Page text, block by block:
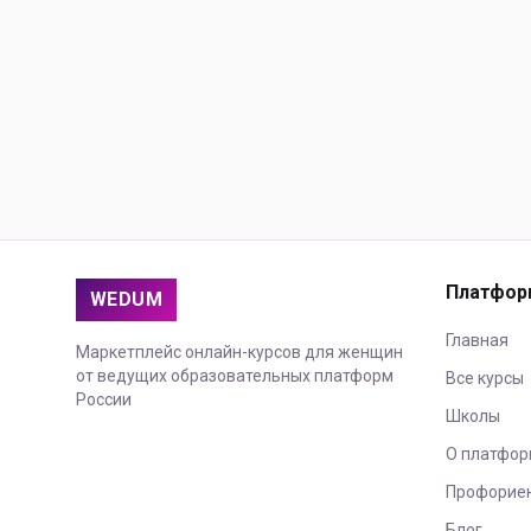
WEDUM
Маркетплейс онлайн-курсов для женщин
от ведущих образовательных платформ
России
Главная
Все курсы
Школы
О